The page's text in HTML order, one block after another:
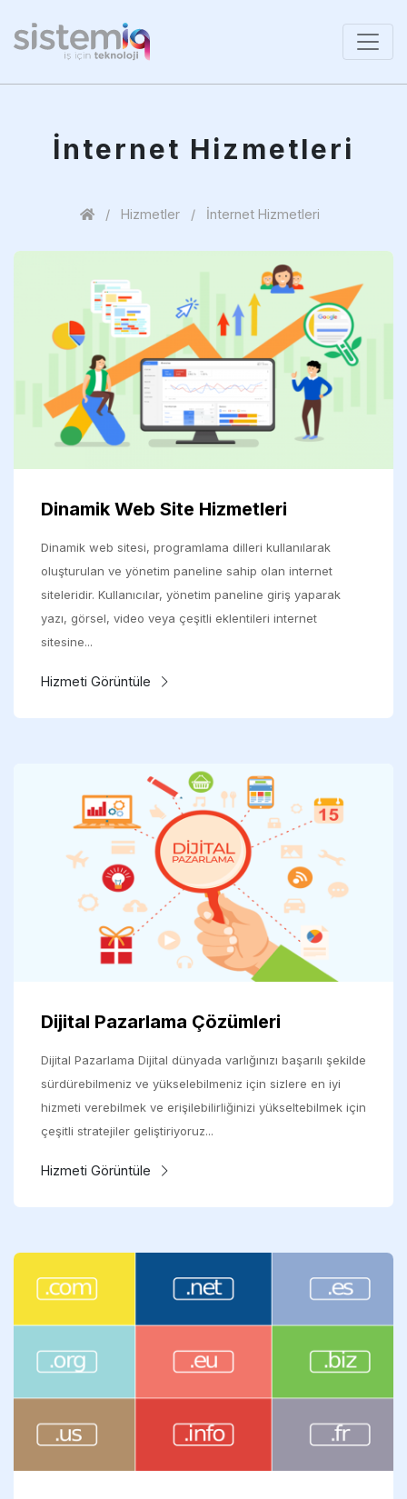
İnternet Hizmetleri
/ Hizmetler / İnternet Hizmetleri
Dinamik Web Site Hizmetleri
Dinamik web sitesi, programlama dilleri kullanılarak
oluşturulan ve yönetim paneline sahip olan internet
siteleridir. Kullanıcılar, yönetim paneline giriş yaparak
yazı, görsel, video veya çeşitli eklentileri internet
sitesine...
Hizmeti Görüntüle
Dijital Pazarlama Çözümleri
Dijital Pazarlama Dijital dünyada varlığınızı başarılı şekilde
sürdürebilmeniz ve yükselebilmeniz için sizlere en iyi
hizmeti verebilmek ve erişilebilirliğinizi yükseltebilmek için
çeşitli stratejiler geliştiriyoruz...
Hizmeti Görüntüle